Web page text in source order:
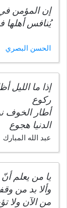
إن المؤمن في
يُنافس أهلها
الحسن البصري
إذا ما
ركوع
أطار الخوف
الدنيا هجوع
عبد الله المبارك
يا من يعلم أنّ
وألا بد من
من الآن ولا